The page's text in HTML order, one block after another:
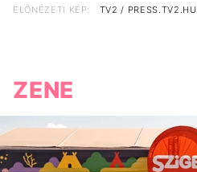
ELŐNÉZETI KÉP: TV2 / PRESS.TV2.HU
ZENE